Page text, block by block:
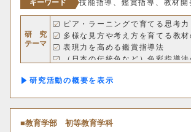
キーワード
技能指導、鑑賞指導、教材開
研 究
テーマ
ピア・ラーニングで育てる思考
多様な見方や考え方を育てる教材
表現力を高める鑑賞指導法
（日本の伝統色など）色彩指導
研究活動の概要
教育学部 初等教育学科
希望